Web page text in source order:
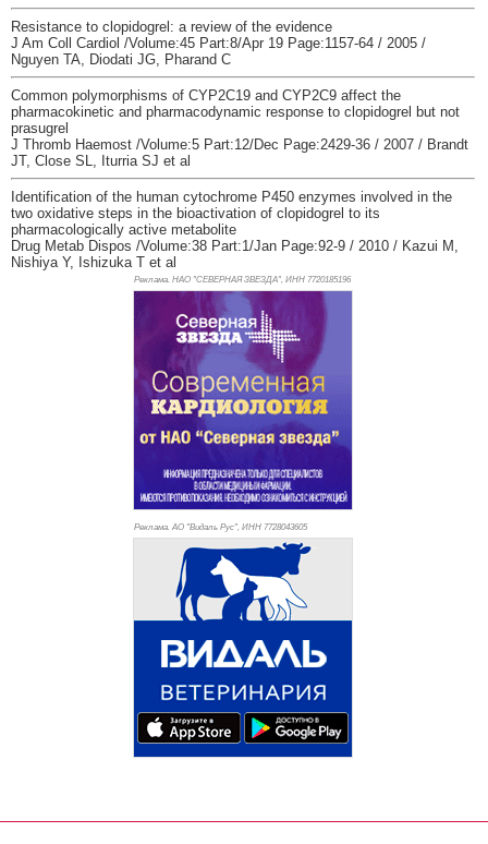
Resistance to clopidogrel: a review of the evidence
J Am Coll Cardiol /Volume:45 Part:8/Apr 19 Page:1157-64 / 2005 /
Nguyen TA, Diodati JG, Pharand C
Common polymorphisms of CYP2C19 and CYP2C9 affect the
pharmacokinetic and pharmacodynamic response to clopidogrel but not
prasugrel
J Thromb Haemost /Volume:5 Part:12/Dec Page:2429-36 / 2007 / Brandt
JT, Close SL, Iturria SJ et al
Identification of the human cytochrome P450 enzymes involved in the
two oxidative steps in the bioactivation of clopidogrel to its
pharmacologically active metabolite
Drug Metab Dispos /Volume:38 Part:1/Jan Page:92-9 / 2010 / Kazui M,
Nishiya Y, Ishizuka T et al
Реклама. НАО "СЕВЕРНАЯ ЗВЕЗДА", ИНН 7720185196
Реклама. АО "Видаль Рус", ИНН 7728043605